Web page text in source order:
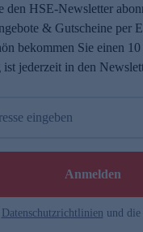
den HSE-Newsletter
& Gutscheine per
bekommen Sie einen
jederzeit in den
eingeben
Anmelden
Datenschutzrichtlinien und die